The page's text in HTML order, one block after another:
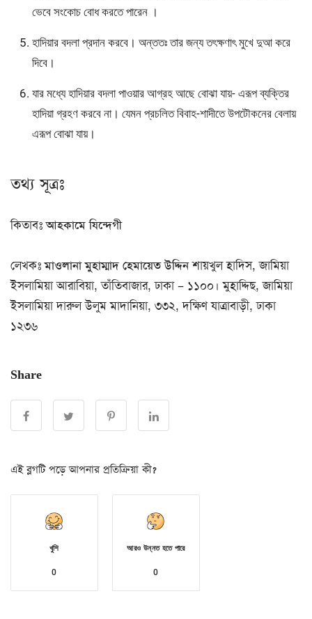
ভেবে সংকোচ বোধ করতে পারেন ।
হাদিয়ার বদলা প্রদান করবে। অন্ততঃ তার জন্য তৎক্ষণাৎ মুখে দুআ করে
দিবে।
যার মধ্যে হাদিয়ার বদলা পাওয়ার আগ্রহ আছে বোঝা যায়- এরূপ ব্যক্তির
হাদিয়া গ্রহণ করবে না। যেমন প্রচলিত বিবাহ-শাদীতে উপটৌকনের বেলায়
এরূপ বোঝা যায়।
তথ্য সূত্রঃ
কিতাবঃআহকামে যিন্দেগী
লেখকঃমাওলানা মুহাম্মাদ হেমায়েত উদ্দিনশায়খুল হাদিস, জামিয়া
ইসলামিয়া আরাবিয়া, তাঁতিবাজার, ঢাকা – ১১০০। মুহাদ্দিছ, জামিয়া
ইসলামিয়া দারুল উলুম মাদানিয়া, ৩৩২, দক্ষিণ যাত্রাবাড়ী, ঢাকা
১২৩৬
Share
এই ব্লগটি পড়ে আপনার প্রতিক্রিয়া কী?
খুশি
0
আরও উন্নত হতে পারে
0